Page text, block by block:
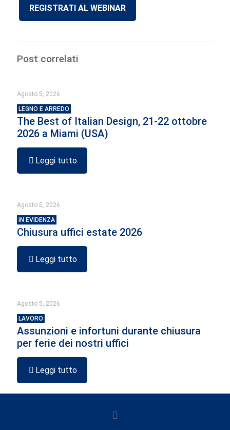
REGISTRATI AL WEBINAR
Post correlati
Agosto 5, 2026
LEGNO E ARREDO
The Best of Italian Design, 21-22 ottobre
2026 a Miami (USA)
Leggi tutto
Agosto 5, 2026
IN EVIDENZA
Chiusura uffici estate 2026
Leggi tutto
Agosto 5, 2026
LAVORO
Assunzioni e infortuni durante chiusura
per ferie dei nostri uffici
Leggi tutto